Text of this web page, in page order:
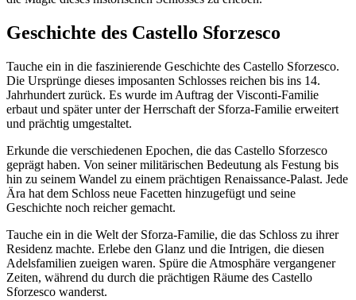
Geschichte des Castello Sforzesco
Tauche ein in die faszinierende Geschichte des Castello Sforzesco.
Die Ursprünge dieses imposanten Schlosses reichen bis ins 14.
Jahrhundert zurück. Es wurde im Auftrag der Visconti-Familie
erbaut und später unter der Herrschaft der Sforza-Familie erweitert
und prächtig umgestaltet.
Erkunde die verschiedenen Epochen, die das Castello Sforzesco
geprägt haben. Von seiner militärischen Bedeutung als Festung bis
hin zu seinem Wandel zu einem prächtigen Renaissance-Palast. Jede
Ära hat dem Schloss neue Facetten hinzugefügt und seine
Geschichte noch reicher gemacht.
Tauche ein in die Welt der Sforza-Familie, die das Schloss zu ihrer
Residenz machte. Erlebe den Glanz und die Intrigen, die diesen
Adelsfamilien zueigen waren. Spüre die Atmosphäre vergangener
Zeiten, während du durch die prächtigen Räume des Castello
Sforzesco wanderst.